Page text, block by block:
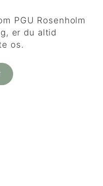
PGU Rosenholm
er du altid
os.